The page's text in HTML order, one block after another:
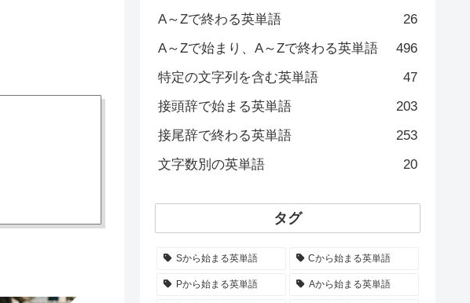
A～Zで終わる英単語
26
A～Zで始まり、A～Zで終わる英単語
496
特定の文字列を含む英単語
47
接頭辞で始まる英単語
203
接尾辞で終わる英単語
253
文字数別の英単語
20
タグ
Sから始まる英単語 Cから始まる英単語
Pから始まる英単語 Aから始まる英単語